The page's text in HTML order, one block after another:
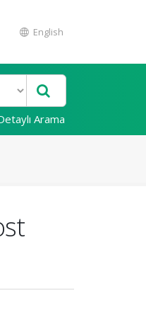
English
Arama